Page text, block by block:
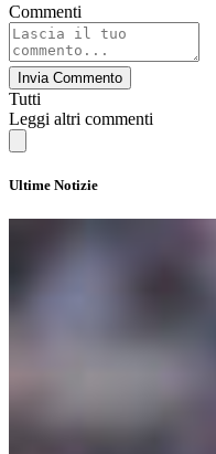
Commenti
Invia Commento
Tutti
Leggi altri commenti
Ultime Notizie